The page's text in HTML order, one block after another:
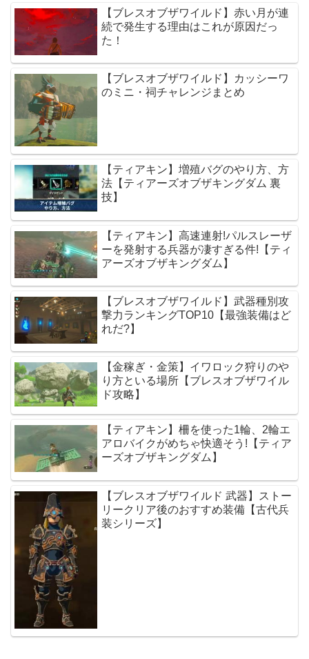
【ブレスオブザワイルド】赤い月が連
続で発生する理由はこれが原因だっ
た！
【ブレスオブザワイルド】カッシーワ
のミニ・祠チャレンジまとめ
【ティアキン】増殖バグのやり方、方
法【ティアーズオブザキングダム 裏
技】
【ティアキン】高速連射!パルスレーザ
ーを発射する兵器が凄すぎる件!【ティ
アーズオブザキングダム】
【ブレスオブザワイルド】武器種別攻
撃力ランキングTOP10【最強装備はど
れだ?】
【金稼ぎ・金策】イワロック狩りのや
り方といる場所【ブレスオブザワイル
ド攻略】
【ティアキン】柵を使った1輪、2輪エ
アロバイクがめちゃ快適そう!【ティア
ーズオブザキングダム】
【ブレスオブザワイルド 武器】ストー
リークリア後のおすすめ装備【古代兵
装シリーズ】